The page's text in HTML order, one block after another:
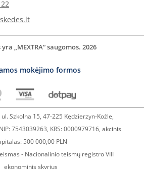
„MEXTRA“ saugomos. 2026
mokėjimo formos
ul. Szkolna 15, 47-225 Kędzierzyn-Koźle,
7543039263, KRS: 0000979716, akcinis
500 000,00 PLN
- Nacionalinio teismų registro VIII
ekonominis skyrius